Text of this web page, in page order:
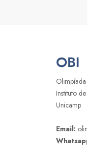
OBI
Instituto
Unicamp
Email: